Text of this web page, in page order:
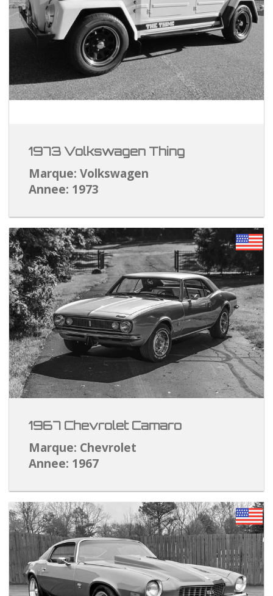
1973 Volkswagen Thing
Marque: Volkswagen
Annee: 1973
1967 Chevrolet Camaro
Marque: Chevrolet
Annee: 1967